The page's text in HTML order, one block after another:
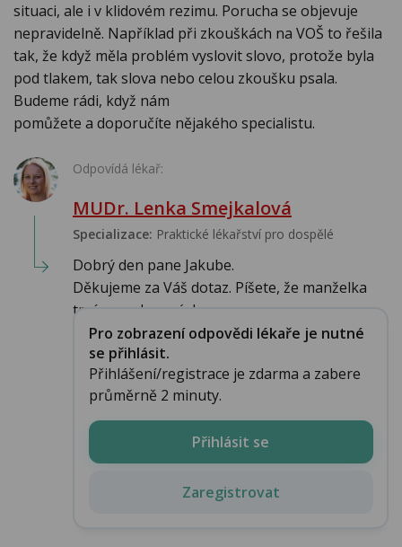
situaci, ale i v klidovém rezimu. Porucha se objevuje
nepravidelně. Například při zkouškách na VOŠ to řešila
tak, že když měla problém vyslovit slovo, protože byla
pod tlakem, tak slova nebo celou zkoušku psala.
Budeme rádi, když nám
pomůžete a doporučíte nějakého specialistu.
Odpovídá lékař:
MUDr. Lenka Smejkalová
Specializace: Praktické lékařství pro dospělé
Dobrý den pane Jakube.
Děkujeme za Váš dotaz. Píšete, že manželka
trpí poruchou výslovnos...
Pro zobrazení odpovědi lékaře je nutné
se přihlásit.
Přihlášení/registrace je zdarma a zabere
průměrně 2 minuty.
Přihlásit se
Zaregistrovat